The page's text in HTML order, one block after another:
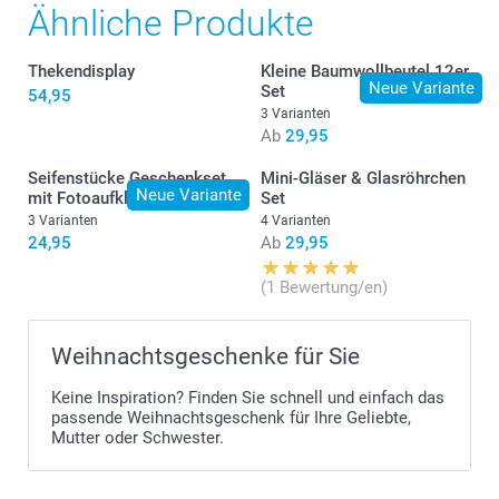
Find the nutritional information for the Nährwertangaben
oderZuckerketten
finden Sie hier. Ausserhalb der Reichweite von Kindern
Ähnliche Produkte
Thekendisplay
54,95
Neue Variante
Kleine Baumwollbeutel 12er
Set
3 Varianten
Ab 29,95
Neue Variante
Seifenstücke Geschenkset
mit Fotoaufklebern
3 Varianten
24,95
Mini-Gläser & Glasröhrchen
Set
4 Varianten
Ab 29,95
(1 Bewertung/en)
Weihnachtsgeschenke für Sie
Keine Inspiration? Finden Sie schnell und einfach das
passende Weihnachtsgeschenk für Ihre Geliebte,
Mutter oder Schwester.